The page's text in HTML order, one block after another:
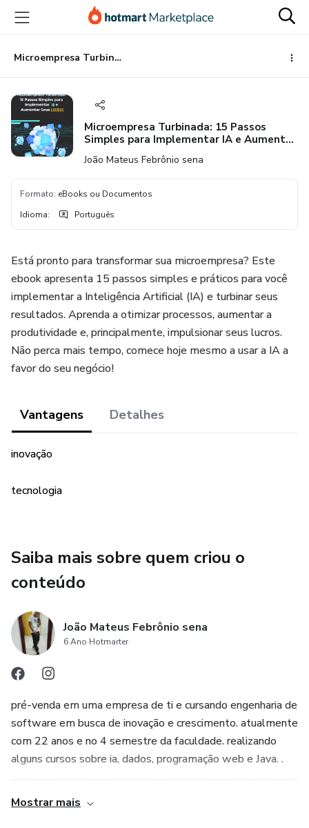
para
conteúdo
principal
para
pagamento
para
rodapé
Microempresa Turbinada: 15 Passos Simples para Implementar IA e Aumentar Seus LUCROS
Microempresa Turbinada: 15 Passos
Simples para Implementar IA e Aumentar
João Mateus Febrônio sena
Formato: eBooks ou Documentos
Idioma: Português
Está pronto para transformar sua microempresa? Este
ebook apresenta 15 passos simples e práticos para você
implementar a Inteligência Artificial (IA) e turbinar seus
resultados. Aprenda a otimizar processos, aumentar a
produtividade e, principalmente, impulsionar seus lucros.
Não perca mais tempo, comece hoje mesmo a usar a IA a
favor do seu negócio!
Vantagens Detalhes
inovação
tecnologia
Saiba mais sobre quem criou o
conteúdo
João Mateus Febrônio sena
6 Ano Hotmarter
pré-venda em uma empresa de ti e cursando engenharia de
software em busca de inovação e crescimento. atualmente
com 22 anos e no 4 semestre da faculdade. realizando
alguns cursos sobre ia, dados, programação web e Java. .
Mostrar mais